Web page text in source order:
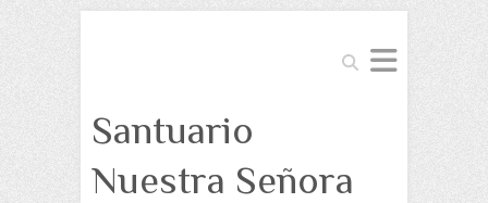
Buscar
Santuario
Nuestra Señora